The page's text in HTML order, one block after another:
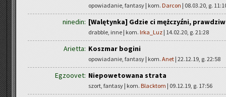
opowiadanie, fantasy | kom. Darcon | 08.03.20, g.
ninedin: [Walętynka] Gdzie ci mężczyźni,
drabble, inne | kom. Irka_Luz | 14.02.20, g. 21:28
Arietta: Koszmar bogini
opowiadanie, fantasy | kom. Anet | 22.12.19, g. 22:58
Egzoovet: Niepowetowana strata
szort, fantasy | kom. Blacktom | 09.12.19, g. 17:56